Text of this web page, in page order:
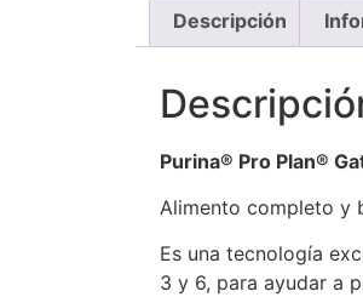
Descripción
Purina® Pro Plan®
Alimento completo y
Es una tecnología
3 y 6, para ayudar a